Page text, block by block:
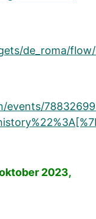
de_roma/
events/
2023,